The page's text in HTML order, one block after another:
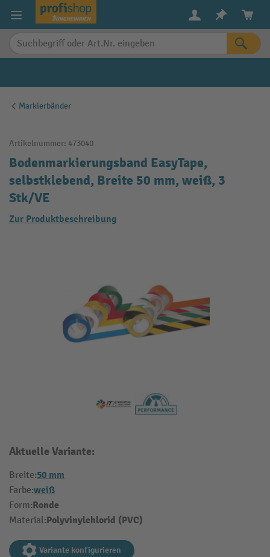
springen
Markierbänder
Artikelnummer: 473040
Bodenmarkierungsband EasyTape,
selbstklebend, Breite 50 mm, weiß, 3
Stk/VE
Zur Produktbeschreibung
Aktuelle Variante:
Breite:50 mm
Farbe:weiß
Form:Ronde
Material:Polyvinylchlorid (PVC)
Variante konfigurieren